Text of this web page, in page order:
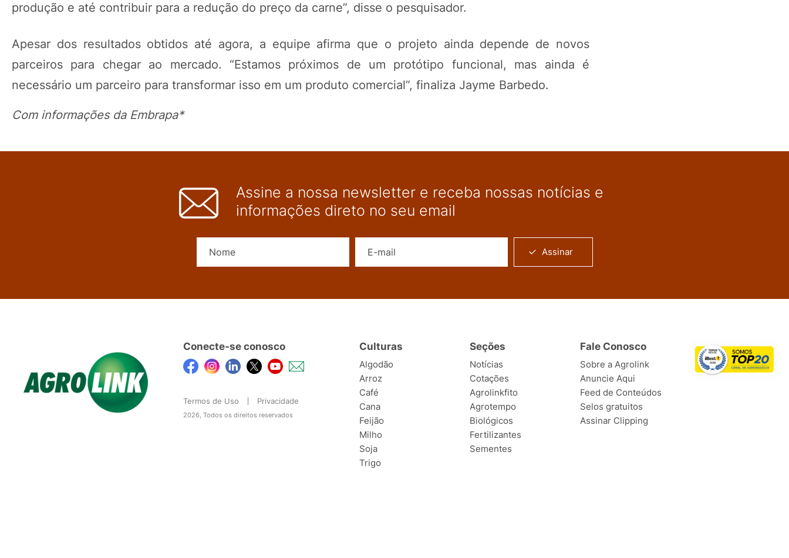
produção e até contribuir para a redução do preço da carne”, disse o pesquisador.
Apesar dos resultados obtidos até agora, a equipe afirma que o projeto ainda depende de novos
parceiros para chegar ao mercado. “Estamos próximos de um protótipo funcional, mas ainda é
necessário um parceiro para transformar isso em um produto comercial”, finaliza Jayme Barbedo.
Com informações da Embrapa*
Assine a nossa newsletter e receba nossas notícias e
informações direto no seu email
Assinar
Conecte-se conosco
Termos de Uso Privacidade
2026, Todos os direitos reservados
Culturas
Algodão
Arroz
Café
Cana
Feijão
Milho
Soja
Trigo
Seções
Notícias
Cotações
Agrolinkfito
Agrotempo
Biológicos
Fertilizantes
Sementes
Fale Conosco
Sobre a Agrolink
Anuncie Aqui
Feed de Conteúdos
Selos gratuitos
Assinar Clipping